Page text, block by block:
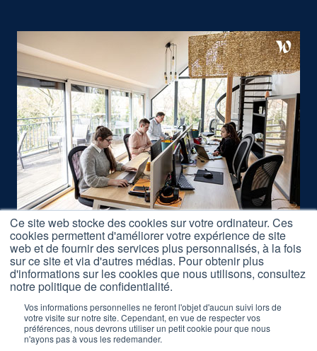
Ce site web stocke des cookies sur votre ordinateur. Ces
cookies permettent d'améliorer votre expérience de site
web et de fournir des services plus personnalisés, à la fois
sur ce site et via d'autres médias. Pour obtenir plus
d'informations sur les cookies que nous utilisons, consultez
notre politique de confidentialité.
Vos informations personnelles ne feront l'objet d'aucun suivi lors de
votre visite sur notre site. Cependant, en vue de respecter vos
préférences, nous devrons utiliser un petit cookie pour que nous
n'ayons pas à vous les redemander.
Nous rejoindre
Accès Formations
Nos Partenaires
Mentions légales
Réclamation Formations